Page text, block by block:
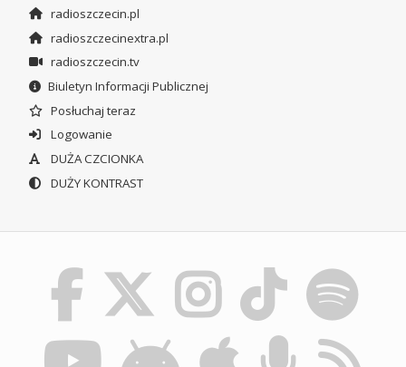
radioszczecin.pl
radioszczecinextra.pl
radioszczecin.tv
Biuletyn Informacji Publicznej
Posłuchaj teraz
Logowanie
DUŻA CZCIONKA
DUŻY KONTRAST